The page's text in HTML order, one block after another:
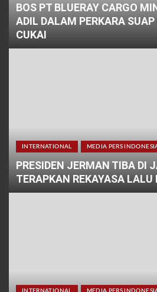
BOS PT BLUERAY CARGO
ADIL DALAM PERKARA
CUKAI
INTERNATIONAL MEDIA PERS
PRESIDEN JERMAN TIBA DI
TERAPKAN REKAYASA
INTERNATIONAL MEDIA PERS